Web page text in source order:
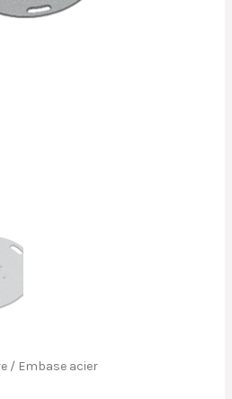
/ Embase acier